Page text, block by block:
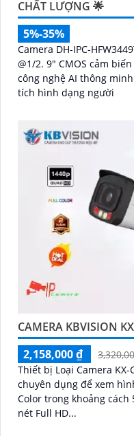
CHẤT LƯỢNG 🌟
5%-35%
Camera DH-IPC-
@1/2. 9" CMOS cảm
công nghệ AI thông
tích hình dạng người
CAMERA KBVISION
2,158,000 ₫
Thiết bị Loại Camera KX-
chuyên dụng để xem
Color trong khoảng cách 50m. Với công nghệ
nét Full HD...